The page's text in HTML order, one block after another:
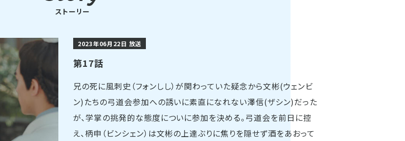
ストーリー
2023年06月22日 放送
第17話
兄の死に風刺史（フォンしし）が関わっていた疑念から文彬(ウェンビ
ン)たちの弓道会参加への誘いに素直になれない澤信(ザシン)だった
が、学掌の挑発的な態度についに参加を決める。弓道会を前日に控
え、柄申（ビンシェン）は文彬の上達ぶりに焦りを隠せず酒をあおって